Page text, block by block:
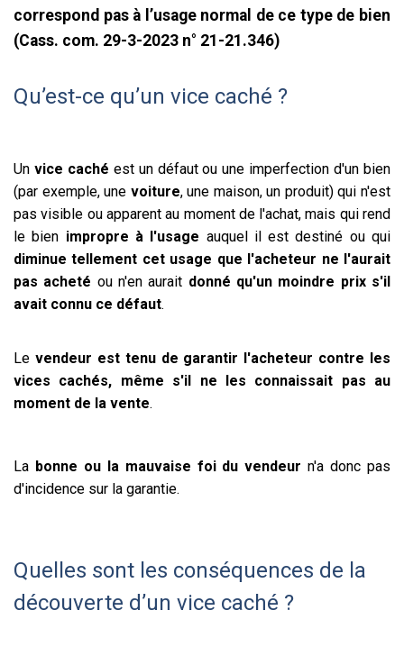
correspond pas à l’usage normal de ce type de bien
(Cass. com. 29-3-2023 n° 21-21.346)
Qu’est-ce qu’un vice caché ?
Un vice caché est un défaut ou une imperfection d'un bien
(par exemple, une voiture, une maison, un produit) qui n'est
pas visible ou apparent au moment de l'achat, mais qui rend
le bien impropre à l'usage auquel il est destiné ou qui
diminue tellement cet usage que l'acheteur ne l'aurait
pas acheté ou n'en aurait donné qu'un moindre prix s'il
avait connu ce défaut.
Le vendeur est tenu de garantir l'acheteur contre les
vices cachés, même s'il ne les connaissait pas au
moment de la vente.
La bonne ou la mauvaise foi du vendeur n'a donc pas
d'incidence sur la garantie.
Quelles sont les conséquences de la
découverte d’un vice caché ?